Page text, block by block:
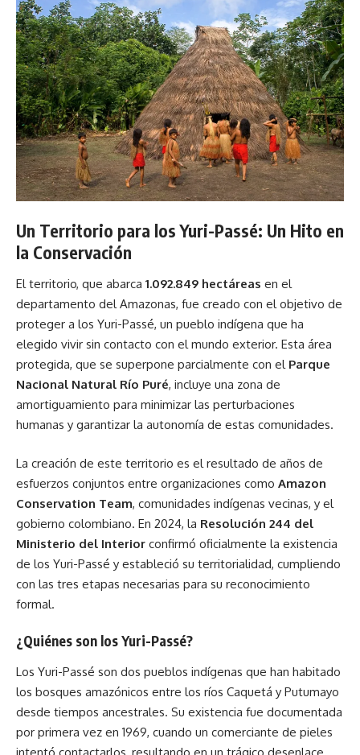
Un Territorio para los Yuri-Passé: Un Hito en
la Conservación
El territorio, que abarca 1.092.849 hectáreas en el
departamento del Amazonas, fue creado con el objetivo de
proteger a los Yuri-Passé, un pueblo indígena que ha
elegido vivir sin contacto con el mundo exterior. Esta área
protegida, que se superpone parcialmente con el Parque
Nacional Natural Río Puré, incluye una zona de
amortiguamiento para minimizar las perturbaciones
humanas y garantizar la autonomía de estas comunidades.
La creación de este territorio es el resultado de años de
esfuerzos conjuntos entre organizaciones como Amazon
Conservation Team, comunidades indígenas vecinas, y el
gobierno colombiano. En 2024, la Resolución 244 del
Ministerio del Interior confirmó oficialmente la existencia
de los Yuri-Passé y estableció su territorialidad, cumpliendo
con las tres etapas necesarias para su reconocimiento
formal.
¿Quiénes son los Yuri-Passé?
Los Yuri-Passé son dos pueblos indígenas que han habitado
los bosques amazónicos entre los ríos Caquetá y Putumayo
desde tiempos ancestrales. Su existencia fue documentada
por primera vez en 1969, cuando un comerciante de pieles